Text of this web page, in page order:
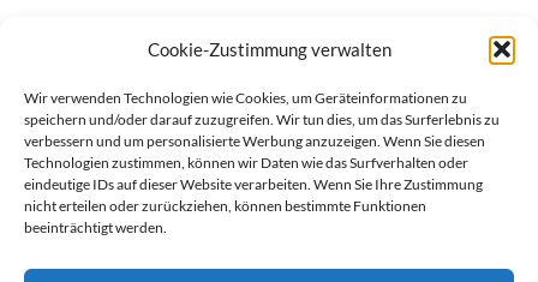
Cookie-Zustimmung verwalten
Wir verwenden Technologien wie Cookies, um Geräteinformationen zu
speichern und/oder darauf zuzugreifen. Wir tun dies, um das Surferlebnis zu
verbessern und um personalisierte Werbung anzuzeigen. Wenn Sie diesen
Technologien zustimmen, können wir Daten wie das Surfverhalten oder
eindeutige IDs auf dieser Website verarbeiten. Wenn Sie Ihre Zustimmung
nicht erteilen oder zurückziehen, können bestimmte Funktionen
beeinträchtigt werden.